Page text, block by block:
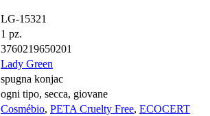
LG-15321
1 pz.
3760219650201
Lady Green
spugna konjac
ogni tipo, secca, giovane
Cosmébio, PETA Cruelty Free, ECOCERT